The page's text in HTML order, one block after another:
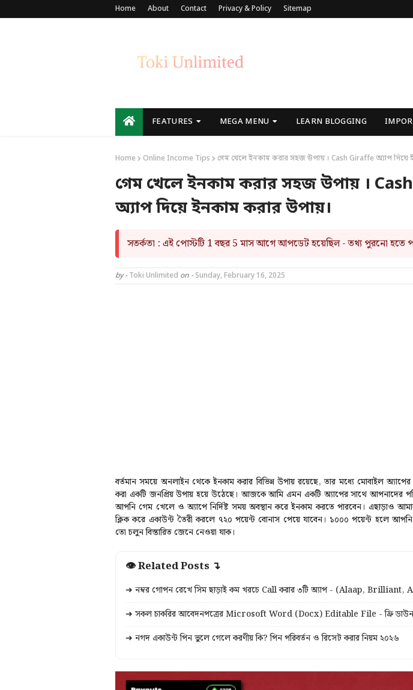
Home About Contact Privacy & Policy Sitemap
FEATURES MEGA MENU LEARN BLOGGING
Home Online Income Tips গেম খেলে ইনকাম করার সহজ ‍উপায় । Cash Giraffe অ্যাপ দিয়ে
গেম খেলে ইনকাম করার সহজ ‍উপায় ।
অ্যাপ দিয়ে ইনকাম করার উপায়।
সতর্কতা : এই পোস্টটি 1 বছর 5 মাস আগে আপডেট হয়েছিল - তথ্য পুরনো হতে
by - Toki Unlimited on -Sunday, February 16, 2025
বর্তমান সময়ে অনলাইন থেকে ইনকাম করার বিভিন্ন উপায় রয়েছে, তার মধ্যে মোবাইল
করা একটি জনপ্রিয় উপায় হয়ে উঠেছে। আজকে আমি এমন একটি অ্যাপের সাথে আপনাদের
আপনি গেম খেলে ও অ্যাপে নির্দিষ্ট সময় অবস্থান করে ইনকাম করতে পারবেন। এছাড়াও
ক্লিক করে একাউন্ট তৈরী করলে ৭২০ পয়েন্ট বোনাস পেয়ে যাবেন। ১০০০ পয়েন্ট হলে
তো চলুন বিস্তারিত জেনে নেওয়া যাক।
👁 Related Posts ↴
➜ নম্বর গোপন রেখে সিম ছাড়াই কম খরচে Call করার ৩টি অ্যাপ - (Alaap,
➜ সকল চাকরির আবেদনপত্রের Microsoft Word (Docx) Editable File - ফ্রি
➜ নগদ একাউন্ট পিন ভুলে গেলে করণীয় কি? পিন পরিবর্তন ও রিসেট করার নিয়ম ২০২৬